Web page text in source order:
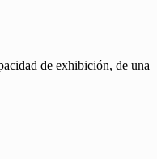
de exhibición, de una